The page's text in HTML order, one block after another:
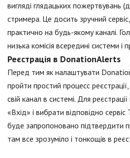
вигляді глядацьких пожертвувань
стримера. Це досить зручний
практично на будь-якому каналі.
низька комісія всередині системи і
Реєстрація в DonationAlerts
Перед тим як налаштувати
пройти простий процесс
свій канал в системі. Для
«Вхід» і вибрати відповідно
буде запропоновано підтвердити
там все зрозуміло і тонкощів в